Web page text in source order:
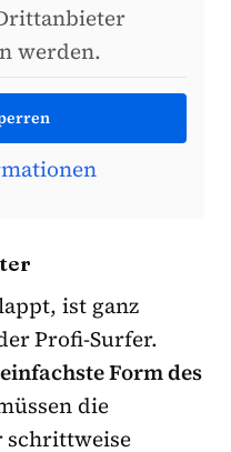
werden.
ist ganz
Profi-Surfer.
einfachste Form des
die
schrittweise